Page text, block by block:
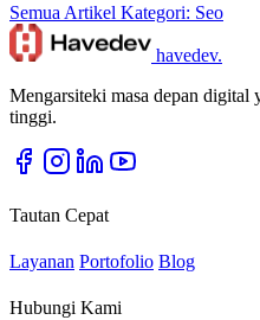
Semua Artikel Kategori: Seo
havedev.
Mengarsiteki masa depan digital
tinggi.
Tautan Cepat
Layanan Portofolio Blog
Hubungi Kami